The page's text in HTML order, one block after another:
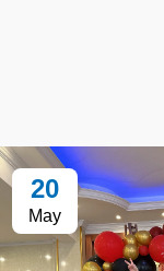
20
May